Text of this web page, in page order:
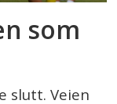
som
slutt. Veien